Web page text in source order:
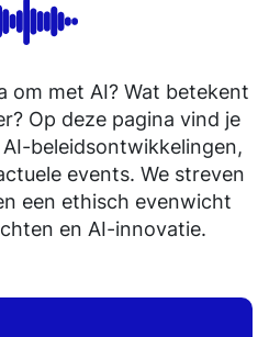
om met AI? Wat betekent
Op deze pagina vind je
beleidsontwikkelingen,
events. We streven
een ethisch evenwicht
en AI-innovatie.